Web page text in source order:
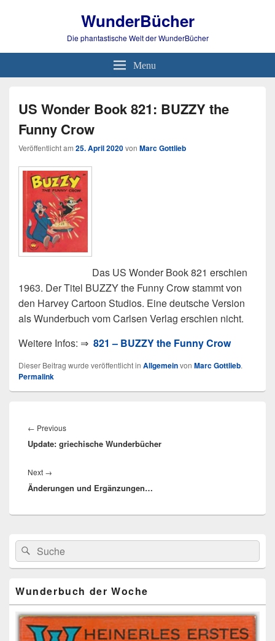
WunderBücher
Die phantastische Welt der WunderBücher
Menu
US Wonder Book 821: BUZZY the
Funny Crow
Veröffentlicht am 25. April 2020von Marc Gottlieb
Das US Wonder Book 821 erschien
1963. Der Titel BUZZY the Funny Crow stammt von
den Harvey Cartoon Studios. Eine deutsche Version
als Wunderbuch vom Carlsen Verlag erschien nicht.
Weitere Infos: ⇒ 821 – BUZZY the Funny Crow
Dieser Beitrag wurde veröffentlicht in Allgemeinvon Marc Gottlieb.
Permalink
← PreviousPrevious
post:
Update: griechische Wunderbücher
Next →
post:
Änderungen und Ergänzungen…
Primärer
Seitenleisten
Widget-
Bereich
Search
for:
Suche
Wunderbuch der Woche